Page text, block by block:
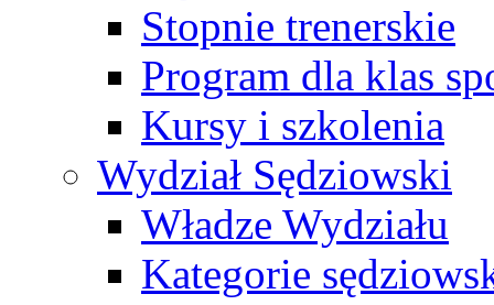
Stopnie trenerskie
Program dla klas
Kursy i szkolenia
Wydział Sędziowski
Władze Wydziału
Kategorie